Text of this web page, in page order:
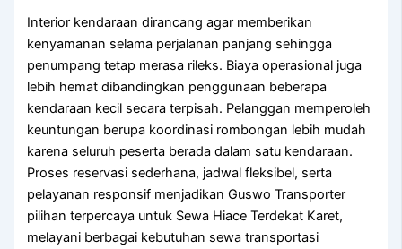
Interior kendaraan dirancang agar memberikan
kenyamanan selama perjalanan panjang sehingga
penumpang tetap merasa rileks. Biaya operasional juga
lebih hemat dibandingkan penggunaan beberapa
kendaraan kecil secara terpisah. Pelanggan memperoleh
keuntungan berupa koordinasi rombongan lebih mudah
karena seluruh peserta berada dalam satu kendaraan.
Proses reservasi sederhana, jadwal fleksibel, serta
pelayanan responsif menjadikan Guswo Transporter
pilihan terpercaya untuk Sewa Hiace Terdekat Karet,
melayani berbagai kebutuhan sewa transportasi